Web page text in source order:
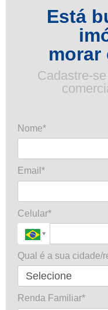
Está
morar
Cadastre-
Nome*
Email*
Celular*
Qual é a sua cidade/
Renda Familiar*